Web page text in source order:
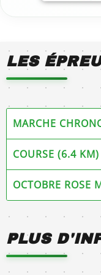
LES
MARCHE
COURSE (6.4 KM)
OCTOBRE ROSE
PLUS